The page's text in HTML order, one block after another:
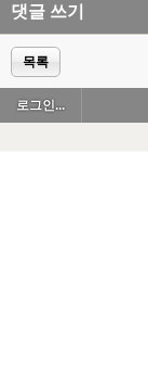
댓글 쓰기
목록
로그인...